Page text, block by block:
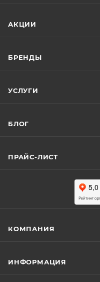
АКЦИИ
БРЕНДЫ
УСЛУГИ
БЛОГ
ПРАЙС-ЛИСТ
КОМПАНИЯ
ИНФОРМАЦИЯ